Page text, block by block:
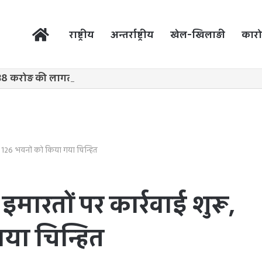
राष्ट्रीय अन्तर्राष्ट्रीय खेल-खिलाड़ी
करोड़ की लागत से नांदघाट-मुंगेली रोड होगा फोरलेन
भवनों को किया गया चिन्हित
पर कार्रवाई शुरू,
चिन्हित